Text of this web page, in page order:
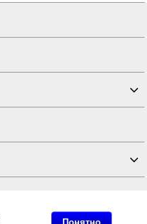
Понятно